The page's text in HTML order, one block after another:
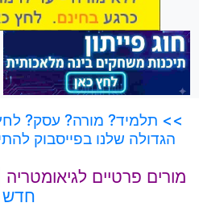
>> תלמיד? מורה? עסק?
הגדולה שלנו בפייסבוק
מורים פרטיים לגיאומטריה |
חדש